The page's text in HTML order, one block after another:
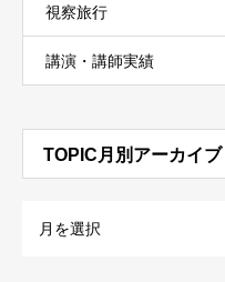
視察旅行
講演・講師実績
TOPIC月別アーカイブ